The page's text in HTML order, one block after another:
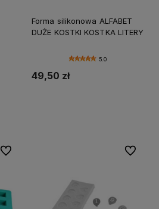
Forma silikonowa ALFABET
DUŻE KOSTKI KOSTKA LITERY
5.0
49,50 zł
Do ulubionych Do